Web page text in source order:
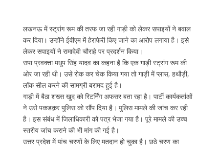
लखनऊ में स्ट्रांग रूम की तरफ जा रही गाड़ी को लेकर सपाइयों ने बवाल
कर दिया। उन्होंने ईवीएम में हेराफेरी किए जाने का आरोप लगाया है। इसे
लेकर सपाइयों ने रामादेवी चौराहे पर प्रदर्शन किया।
सपा प्रवक्ता मधुप सिंह यादव का कहना है कि एक गाड़ी स्ट्रांग रूम की
ओर जा रही थी। उसे रोक कर चेक किया गया तो गाड़ी में प्लास, हथौड़ी,
लॉक सील करने की सामग्री बरामद हुई है।
गाड़ी में बैठा शख्स खुद को रिटर्निंग अफसर बता रहा है। पार्टी कार्यकर्ताओं
ने उसे पकडक़र पुलिस को सौंप दिया है। पुलिस मामले की जांच कर रही
है। इस संबंध में जिलाधिकारी को पत्र भेजा गया है। पूरे मामले की उच्च
स्तरीय जांच कराने की भी मांग की गई है।
उत्तर प्रदेश में पांच चरणों के लिए मतदान हो चुका है। छठे चरण का